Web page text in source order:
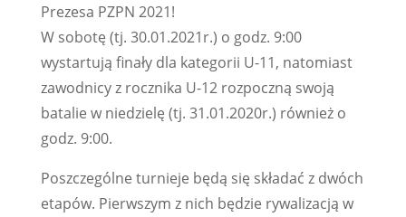
Prezesa PZPN 2021!
W sobotę (tj. 30.01.2021r.) o godz. 9:00
wystartują finały dla kategorii U-11, natomiast
zawodnicy z rocznika U-12 rozpoczną swoją
batalie w niedzielę (tj. 31.01.2020r.) również o
godz. 9:00.
Poszczególne turnieje będą się składać z dwóch
etapów. Pierwszym z nich będzie rywalizacją w